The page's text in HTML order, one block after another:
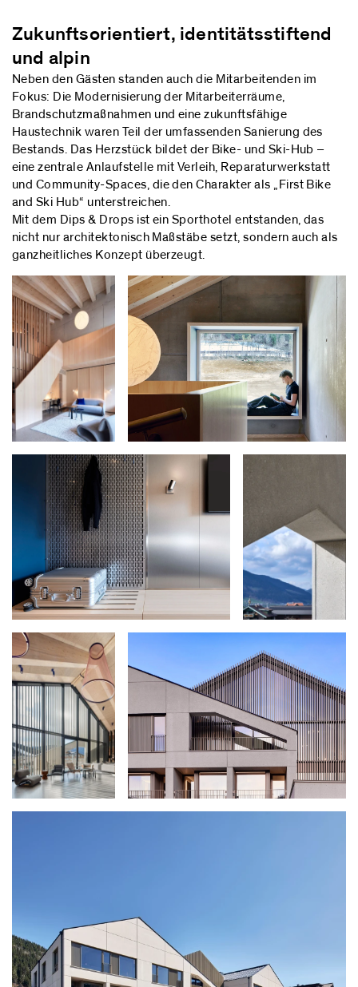
Zukunftsorientiert, identitätsstiftend
und alpin
Neben den Gästen standen auch die Mitarbeitenden im
Fokus: Die Modernisierung der Mitarbeiterräume,
Brandschutzmaßnahmen und eine zukunftsfähige
Haustechnik waren Teil der umfassenden Sanierung des
Bestands. Das Herzstück bildet der Bike- und Ski-Hub –
eine zentrale Anlaufstelle mit Verleih, Reparaturwerkstatt
und Community-Spaces, die den Charakter als „First Bike
and Ski Hub“ unterstreichen.
Mit dem Dips & Drops ist ein Sporthotel entstanden, das
nicht nur architektonisch Maßstäbe setzt, sondern auch als
ganzheitliches Konzept überzeugt.